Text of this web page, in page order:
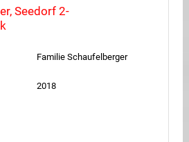
Seedorf 2-
Familie Schaufelberger
2018